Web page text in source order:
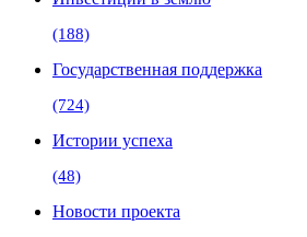
(188)
Государственная поддержка
(724)
Истории успеха
(48)
Новости проекта